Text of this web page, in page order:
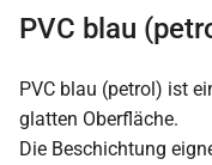
PVC blau
PVC blau (petrol) ist
glatten Oberfläche.
Die Beschichtung